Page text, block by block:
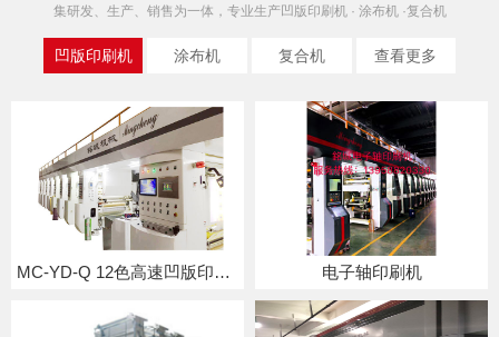
集研发、生产、销售为一体，专业生产凹版印刷机 · 涂布机 ·复合机
凹版印刷机 涂布机 复合机 查看更多
MC-YD-Q 12色高速凹版印刷机 电子轴印刷机